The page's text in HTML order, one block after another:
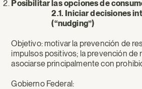
Posibilitar las opciones de
2.1. Iniciar decisiones
(“nudging”)
Objetivo: motivar la prevención de
impulsos positivos; la prevención de
asociarse principalmente con
Gobierno Federal: